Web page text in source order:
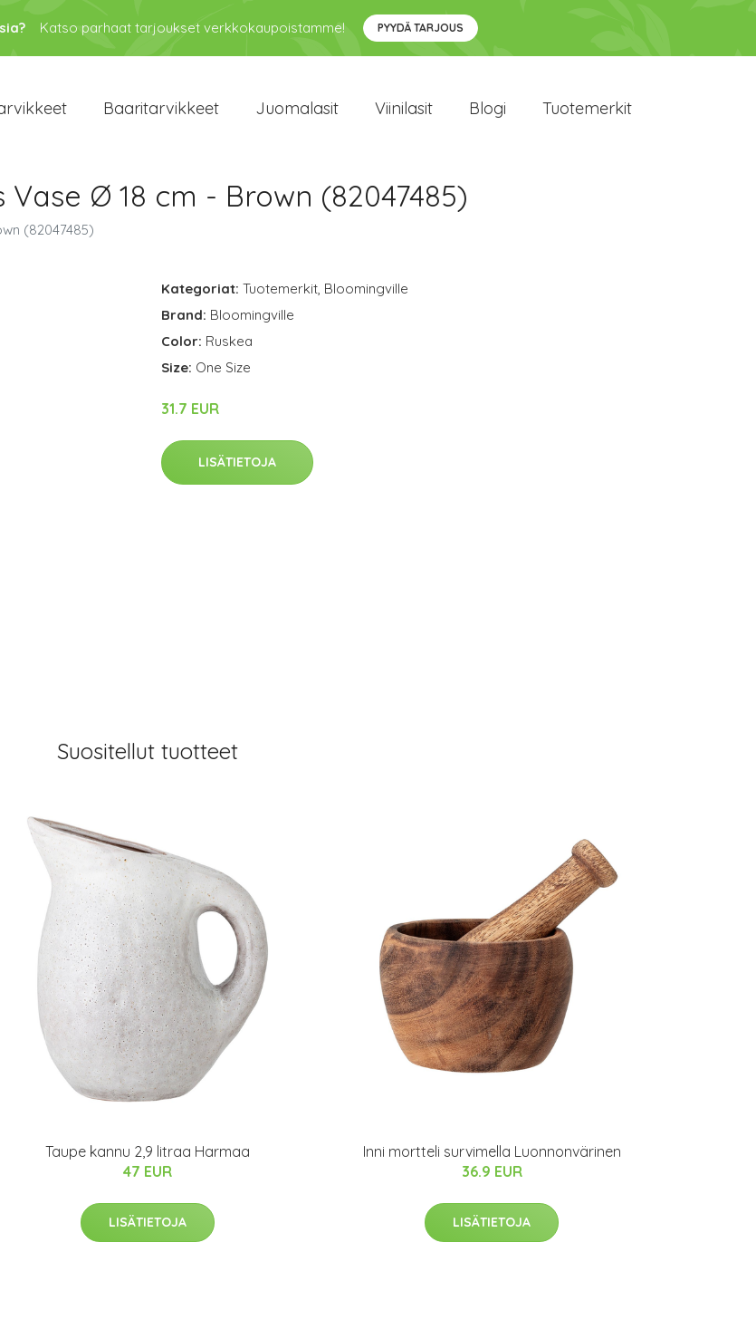
Katso parhaat tarjoukset verkkokaupoistamme! PYYDÄ TARJOUS
Baaritarvikkeet Juomalasit Viinilasit Blogi Tuotemerkit
Ø 18 cm - Brown (82047485)
(82047485)
Kategoriat: Tuotemerkit, Bloomingville
Brand: Bloomingville
Color: Ruskea
Size: One Size
31.7 EUR
LISÄTIETOJA
Suositellut tuotteet
Taupe kannu 2,9 litraa Harmaa
47 EUR
LISÄTIETOJA
Inni mortteli survimella Luonnonvärinen
36.9 EUR
LISÄTIETOJA